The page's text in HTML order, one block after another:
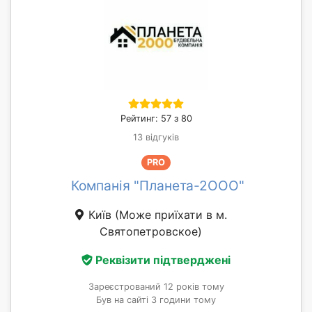
Рейтинг: 57 з 80
13 відгуків
PRO
Компанія "Планета-2ООО"
Київ (Може приїхати в м.
Святопетровское)
Реквізити підтверджені
Зареєстрований 12 років тому
Був на сайті 3 години тому